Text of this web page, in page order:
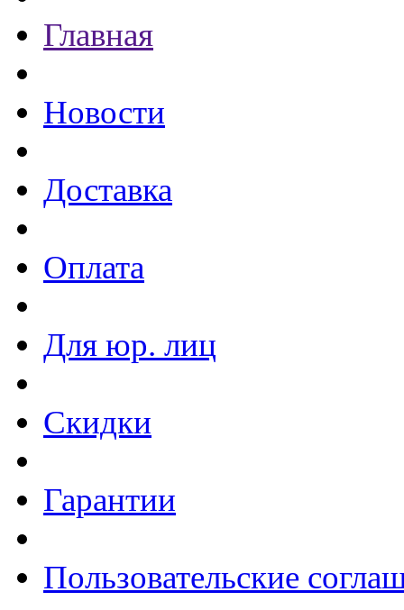
Главная
Новости
Доставка
Оплата
Для юр. лиц
Скидки
Гарантии
Пользовательские